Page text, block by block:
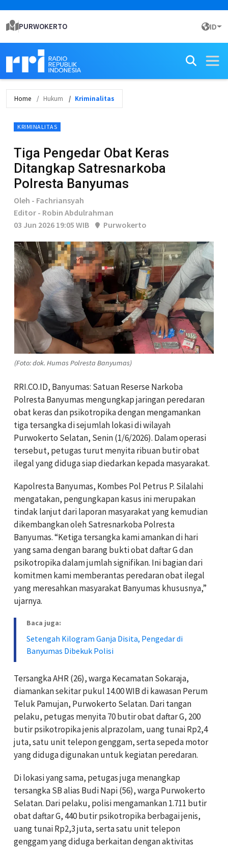
PURWOKERTO ID
Home Hukum Kriminalitas
KRIMINALITAS
Tiga Pengedar Obat Keras
Ditangkap Satresnarkoba
Polresta Banyumas
Oleh - Fachriansyah
Editor - Robin Abdulrahman
03 Jun 2026 19:05 WIB
Purwokerto
(Foto: dok. Humas Polresta Banyumas)
RRI.CO.ID, Banyumas: Satuan Reserse Narkoba
Polresta Banyumas mengungkap jaringan peredaran
obat keras dan psikotropika dengan mengamankan
tiga tersangka di sejumlah lokasi di wilayah
Purwokerto Selatan, Senin (1/6/2026). Dalam operasi
tersebut, petugas turut menyita ribuan butir obat
ilegal yang diduga siap diedarkan kepada masyarakat.
Kapolresta Banyumas, Kombes Pol Petrus P. Silalahi
mengatakan, pengungkapan kasus ini merupakan
tindak lanjut dari laporan masyarakat yang kemudian
dikembangkan oleh Satresnarkoba Polresta
Banyumas. “Ketiga tersangka kami amankan di hari
yang sama dengan barang bukti obat daftar G dan
psikotropika dalam jumlah signifikan. Ini bagian dari
komitmen kami memberantas peredaran obat ilegal
yang meresahkan masyarakat Banyumas khususnya,”
ujarnya.
Baca juga:
Setengah Kilogram Ganja Disita, Pengedar di
Banyumas Dibekuk Polisi
Tersangka AHR (26), warga Kecamatan Sokaraja,
diamankan sekitar pukul 14.00 WIB di kawasan Perum
Teluk Pamujan, Purwokerto Selatan. Dari tangan
pelaku, petugas menyita 70 butir obat daftar G, 200
butir psikotropika jenis alprazolam, uang tunai Rp2,4
juta, satu unit telepon genggam, serta sepeda motor
yang diduga digunakan untuk kegiatan peredaran.
Di lokasi yang sama, petugas juga menangkap
tersangka SB alias Budi Napi (56), warga Purwokerto
Selatan. Dari pelaku, polisi mengamankan 1.711 butir
obat daftar G, 440 butir psikotropika berbagai jenis,
uang tunai Rp2,3 juta, serta satu unit telepon
genggam yang diduga berkaitan dengan aktivitas